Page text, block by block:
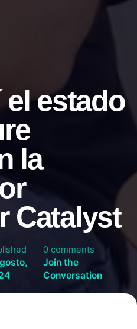
estado
la
Catalyst
0 comments
Join the
Conversation